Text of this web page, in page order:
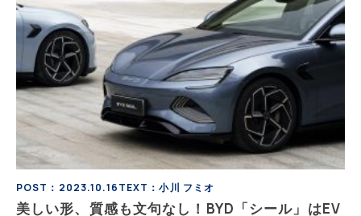
POST：2023.10.16TEXT：小川 フミオ
美しい形、質感も文句なし！BYD「シール」はEV